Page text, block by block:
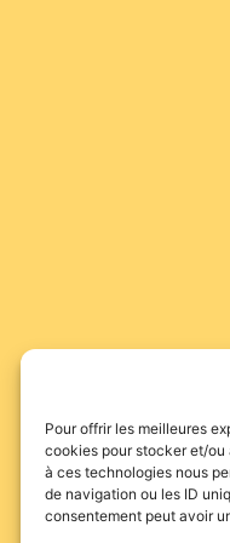
Pour offrir les meilleures
cookies pour stocker et/ou
à ces technologies nous
de navigation ou les ID
consentement peut avoir